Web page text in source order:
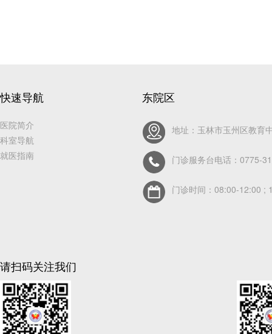
快速导航
医院简介
科室导航
就医指南
东院区
地址：玉林市玉州区教育
门诊服务台电话：0775-
门诊时间：08:00-12:00 ;
请扫码关注我们